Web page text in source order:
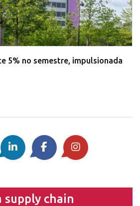
5% no semestre, impulsionada
supply chain